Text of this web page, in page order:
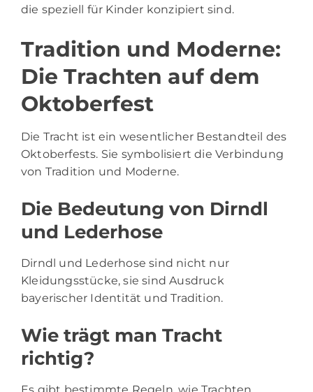
die speziell für Kinder konzipiert sind.
Tradition und Moderne:
Die Trachten auf dem
Oktoberfest
Die Tracht ist ein wesentlicher Bestandteil des
Oktoberfests. Sie symbolisiert die Verbindung
von Tradition und Moderne.
Die Bedeutung von Dirndl
und Lederhose
Dirndl und Lederhose sind nicht nur
Kleidungsstücke, sie sind Ausdruck
bayerischer Identität und Tradition.
Wie trägt man Tracht
richtig?